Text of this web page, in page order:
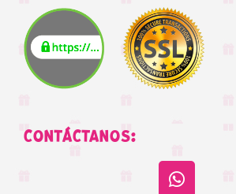
CONTÁCTANOS: